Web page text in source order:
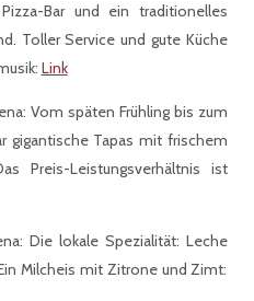
Bar und ein traditionelles
Toller Service und gute Küche
Link
Vom späten Frühling bis zum
gigantische Tapas mit frischem
Preis-Leistungsverhältnis ist
Die lokale Spezialität: Leche
Milcheis mit Zitrone und Zimt: